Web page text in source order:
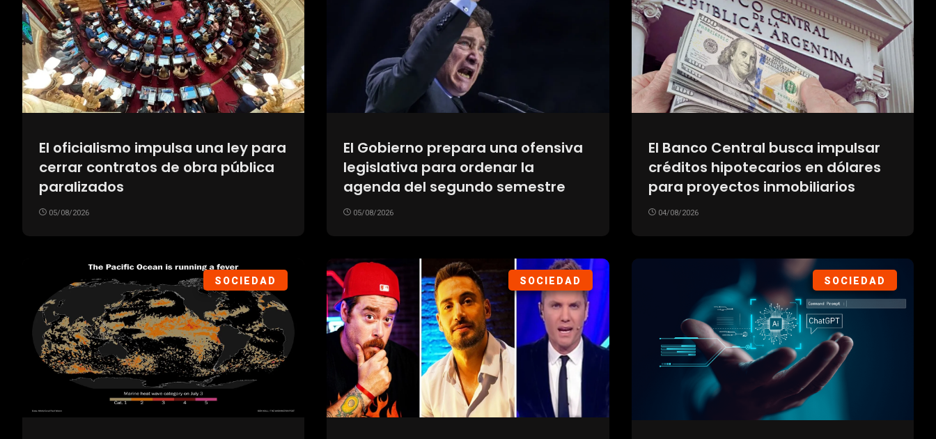
El oficialismo impulsa una ley para
cerrar contratos de obra pública
paralizados
05/08/2026
El Gobierno prepara una ofensiva
legislativa para ordenar la
agenda del segundo semestre
05/08/2026
El Banco Central busca impulsar
créditos hipotecarios en dólares
para proyectos inmobiliarios
04/08/2026
SOCIEDAD SOCIEDAD SOCIEDAD